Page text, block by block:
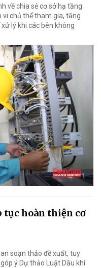
về chia sẻ cơ sở hạ tầng
chủ thể tham gia, tăng
lý khi các bên không
tục hoàn thiện cơ
soạn thảo đề xuất, tuy
ý Dự thảo Luật Dầu khí